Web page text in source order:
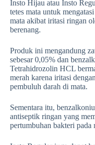
Insto Hijau atau Insto
tetes mata untuk
mata akibat iritasi ringan
berenang.
Produk ini mengandung
sebesar 0,05% dan
Tetrahidrozolin HCL
merah karena iritasi
pembuluh darah di mata.
Sementara itu,
antiseptik ringan yang
pertumbuhan bakteri pada